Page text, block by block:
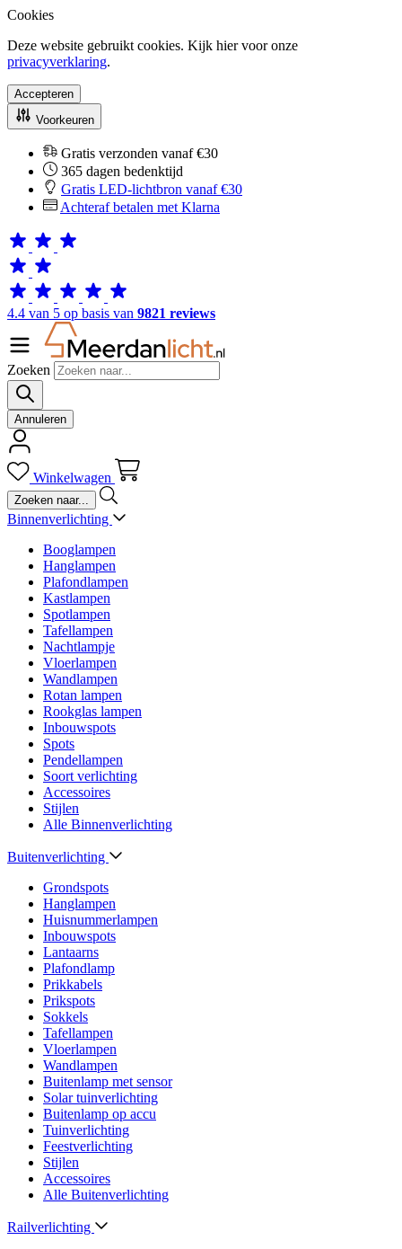
Cookies
Deze website gebruikt cookies. Kijk hier voor onze
privacyverklaring.
Accepteren
Voorkeuren
Gratis verzonden vanaf €30
365 dagen bedenktijd
Gratis LED-lichtbron vanaf €30
Achteraf betalen met Klarna
4.4 van 5 op basis van 9821 reviews
Zoeken
Annuleren
Winkelwagen
Binnenverlichting
Booglampen
Hanglampen
Plafondlampen
Kastlampen
Spotlampen
Tafellampen
Nachtlampje
Vloerlampen
Wandlampen
Rotan lampen
Rookglas lampen
Inbouwspots
Spots
Pendellampen
Soort verlichting
Accessoires
Stijlen
Alle Binnenverlichting
Buitenverlichting
Grondspots
Hanglampen
Huisnummerlampen
Inbouwspots
Lantaarns
Plafondlamp
Prikkabels
Prikspots
Sokkels
Tafellampen
Vloerlampen
Wandlampen
Buitenlamp met sensor
Solar tuinverlichting
Buitenlamp op accu
Tuinverlichting
Feestverlichting
Stijlen
Accessoires
Alle Buitenverlichting
Railverlichting